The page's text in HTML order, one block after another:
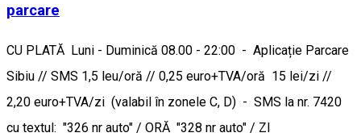
parcare
CU PLATĂ Luni - Duminică 08.00 - 22:00 - Aplicație Parcare
Sibiu // SMS 1,5 leu/oră // 0,25 euro+TVA/oră 15 lei/zi //
2,20 euro+TVA/zi (valabil în zonele C, D) - SMS la nr. 7420
cu textul: "326 nr auto" / ORĂ "328 nr auto" / ZI